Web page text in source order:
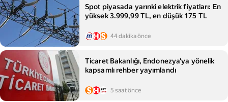
Spot piyasada yarınki elektrik fiyatları: En
yüksek 3.999,99 TL, en düşük 175 TL
44 dakika önce
Ticaret Bakanlığı, Endonezya'ya yönelik
kapsamlı rehber yayımlandı
5 saat önce